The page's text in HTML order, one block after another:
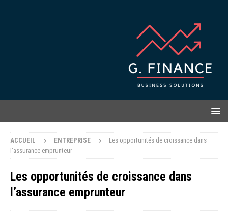
ACCUEIL ENTREPRISE
Les opportunités de croissance dans
l’assurance emprunteur
Les opportunités de croissance dans
l’assurance emprunteur